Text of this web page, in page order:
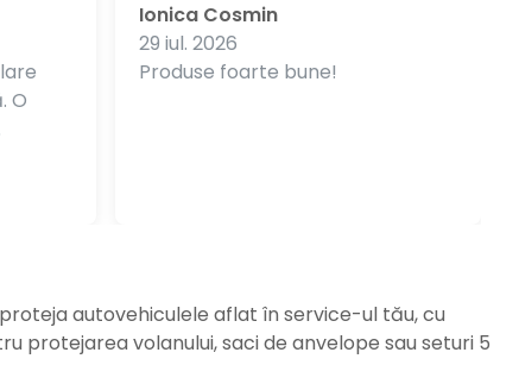
O
Produse foarte bune!
Ionica Cosmin
29 iul. 2026
autovehiculele aflat în service-ul tău, cu
protejarea volanului, saci de anvelope sau seturi 5